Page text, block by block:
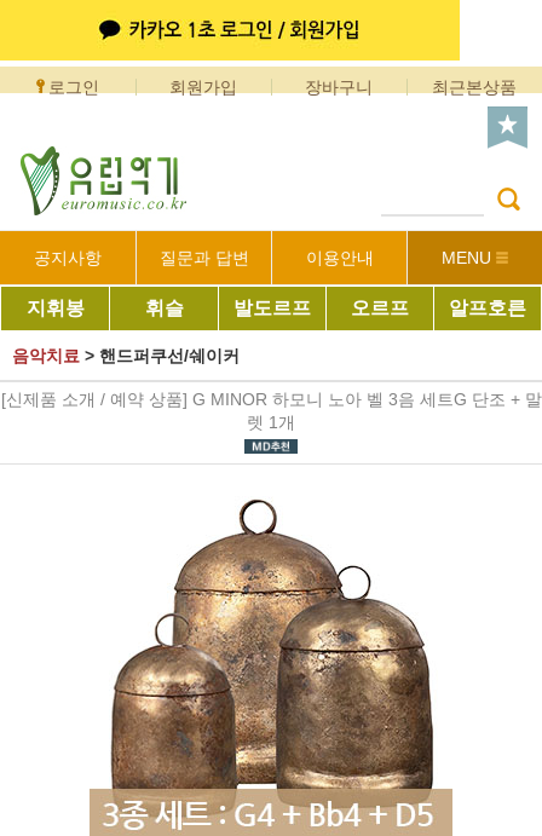
로그인 회원가입 장바구니 최근본상품
공지사항 질문과 답변 이용안내 MENU
지휘봉 휘슬 발도르프 오르프 알프호른
음악치료 > 핸드퍼쿠선/쉐이커
[신제품 소개 / 예약 상품] G MINOR 하모니 노아 벨 3음 세트G 단조 + 말
렛 1개